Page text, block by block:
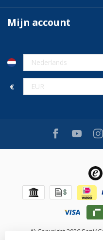
Mijn account
€
© Copyright 2026